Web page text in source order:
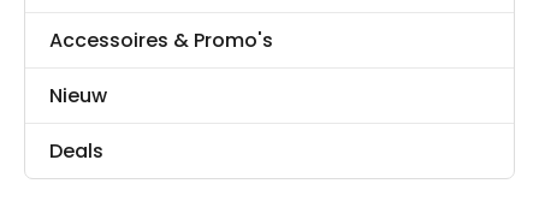
Accessoires & Promo's
Nieuw
Deals